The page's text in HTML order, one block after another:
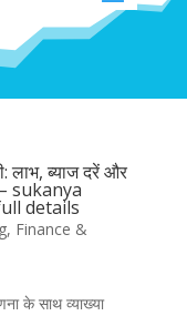
लाभ, ब्याज दरें और
– sukanya
details
, Finance &
के साथ व्याख्या